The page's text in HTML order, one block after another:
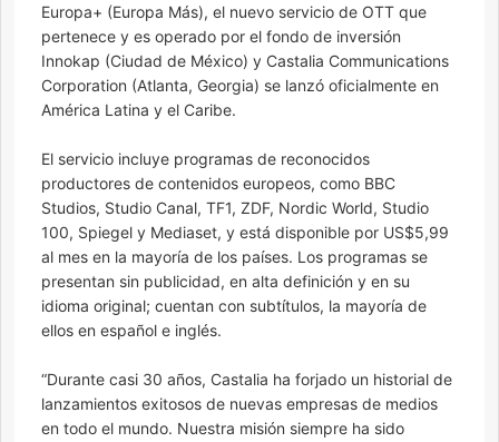
Europa+ (Europa Más), el nuevo servicio de OTT que
pertenece y es operado por el fondo de inversión
Innokap (Ciudad de México) y Castalia Communications
Corporation (Atlanta, Georgia) se lanzó oficialmente en
América Latina y el Caribe.
El servicio incluye programas de reconocidos
productores de contenidos europeos, como BBC
Studios, Studio Canal, TF1, ZDF, Nordic World, Studio
100, Spiegel y Mediaset, y está disponible por US$5,99
al mes en la mayoría de los países. Los programas se
presentan sin publicidad, en alta definición y en su
idioma original; cuentan con subtítulos, la mayoría de
ellos en español e inglés.
“Durante casi 30 años, Castalia ha forjado un historial de
lanzamientos exitosos de nuevas empresas de medios
en todo el mundo. Nuestra misión siempre ha sido